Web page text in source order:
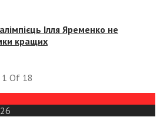
Ілля Яременко не
кращих
1 Of 18